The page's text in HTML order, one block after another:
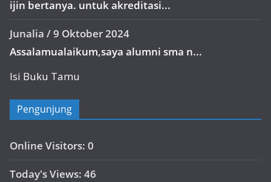
ijin bertanya. untuk akreditasi...
Junalia /9 Oktober 2024
Assalamualaikum,saya alumni sma n...
Isi Buku Tamu
Pengunjung
Online Visitors: 0
Today's Views: 46